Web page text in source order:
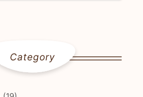
Category